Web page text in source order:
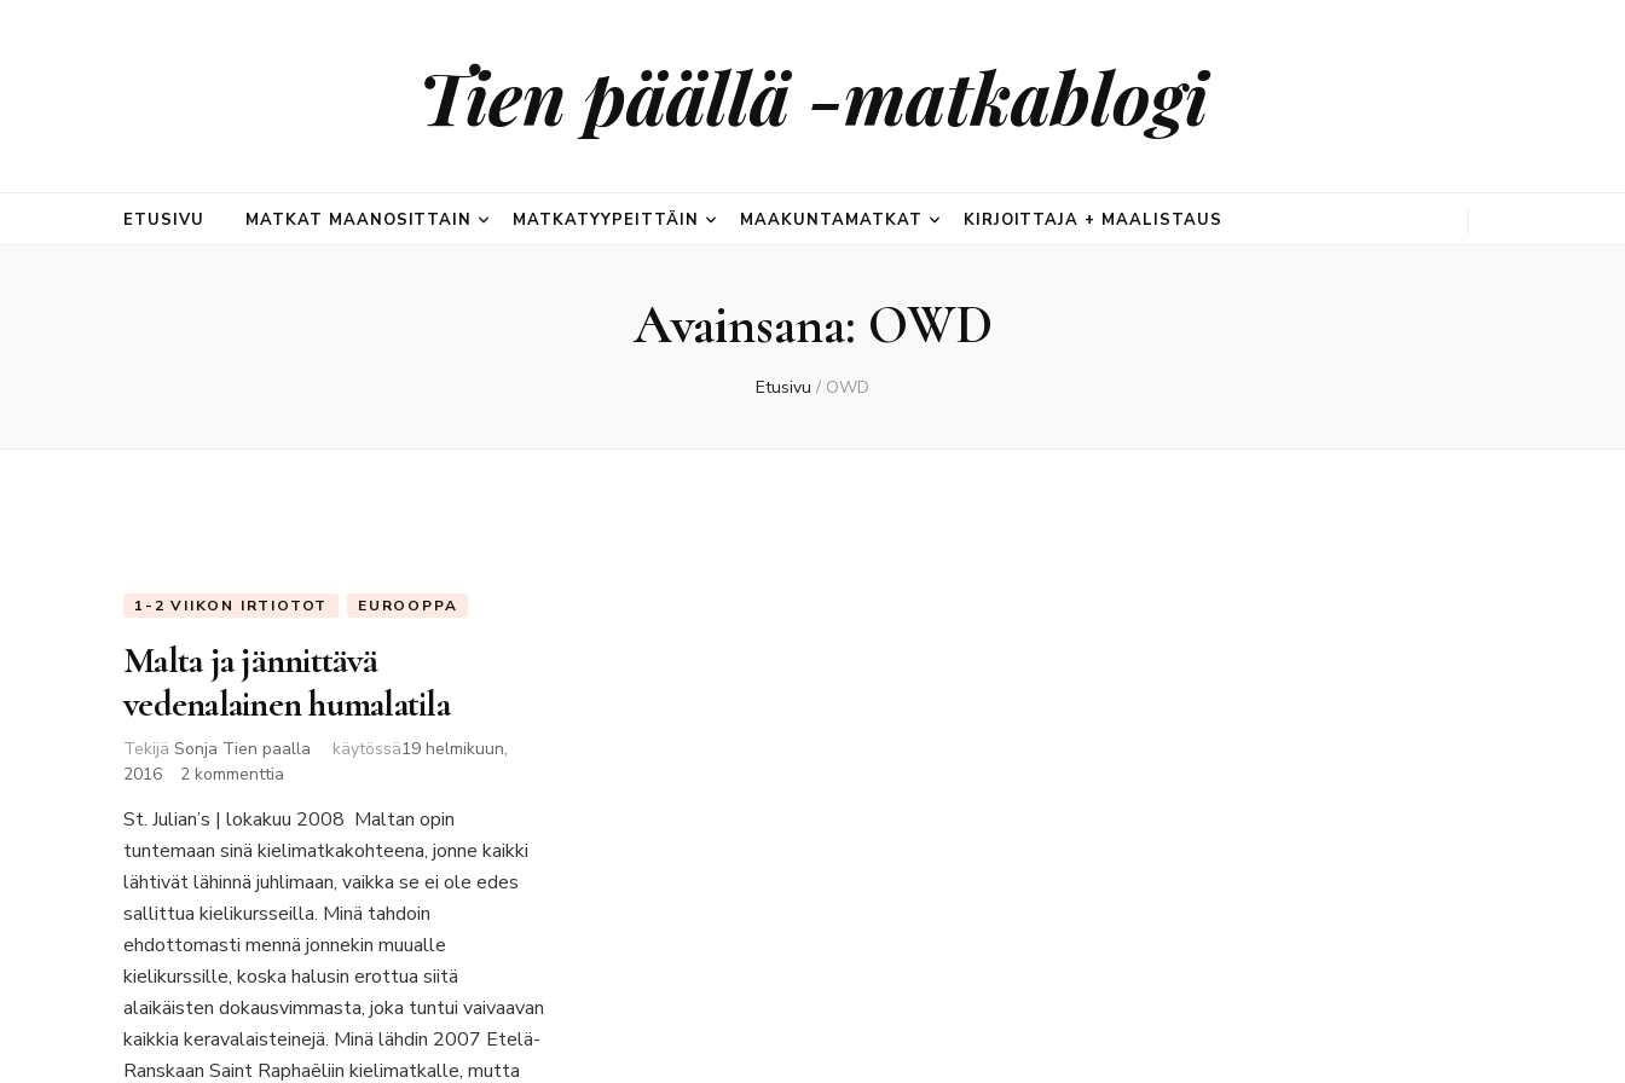
Tien päällä -matkablogi
ETUSIVU MATKAT MAANOSITTAIN MATKATYYPEITTÄIN MAAKUNTAMATKAT KIRJOITTAJA + MAALISTAUS
Avainsana: OWD
Etusivu / OWD
1-2 VIIKON IRTIOTOT EUROOPPA
Malta ja jännittävä
vedenalainen humalatila
Tekijä Sonja Tien paalla käytössä19 helmikuun,
2016
2 kommenttia
ja
jännittävä
vedenalainen
St. Julian’s | lokakuu 2008 Maltan opin
tuntemaan sinä kielimatkakohteena, jonne kaikki
lähtivät lähinnä juhlimaan, vaikka se ei ole edes
sallittua kielikursseilla. Minä tahdoin
ehdottomasti mennä jonnekin muualle
kielikurssille, koska halusin erottua siitä
alaikäisten dokausvimmasta, joka tuntui vaivaavan
kaikkia keravalaisteinejä. Minä lähdin 2007 Etelä-
Ranskaan Saint Raphaëliin kielimatkalle, mutta